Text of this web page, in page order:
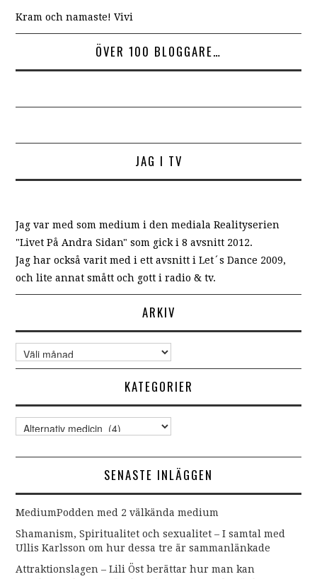
Kram och namaste! Vivi
ÖVER 100 BLOGGARE…
JAG I TV
Jag var med som medium i den mediala Realityserien
"Livet På Andra Sidan" som gick i 8 avsnitt 2012.
Jag har också varit med i ett avsnitt i Let´s Dance 2009,
och lite annat smått och gott i radio & tv.
ARKIV
Arkiv
KATEGORIER
Kategorier
SENASTE INLÄGGEN
MediumPodden med 2 välkända medium
Shamanism, Spiritualitet och sexualitet – I samtal med
Ullis Karlsson om hur dessa tre är sammanlänkade
Attraktionslagen – Lili Öst berättar hur man kan